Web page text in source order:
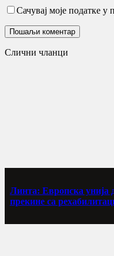
Сачувај моје податке у
Слични чланци
Линта: Европска унија
прекине са